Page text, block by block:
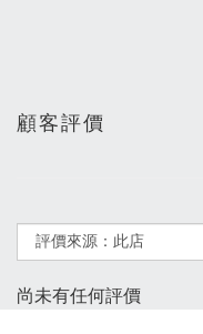
顧客評價
尚未有任何評價